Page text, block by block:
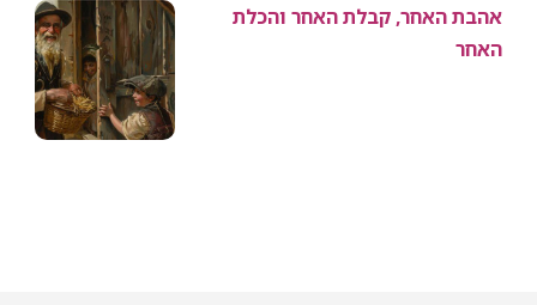
אהבת האחר, קבלת האחר והכלת
האחר